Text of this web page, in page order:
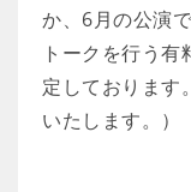
か、6月の公演
トークを行う
定しております
いたします。）